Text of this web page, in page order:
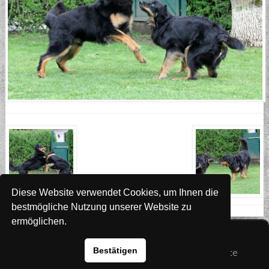
© 2026 Australian Shepherd - Hovawart - Zuchtstätte
Diese Website verwendet Cookies, um Ihnen die
bestmögliche Nutzung unserer Website zu
ermöglichen.
Bestätigen